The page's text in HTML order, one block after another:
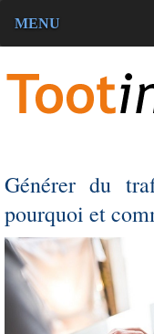
MENU
Générer du
pourquoi et